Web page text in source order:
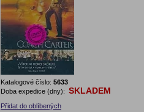
Katalogové číslo: 5633
Doba expedice (dny): SKLADEM
Přidat do oblíbených